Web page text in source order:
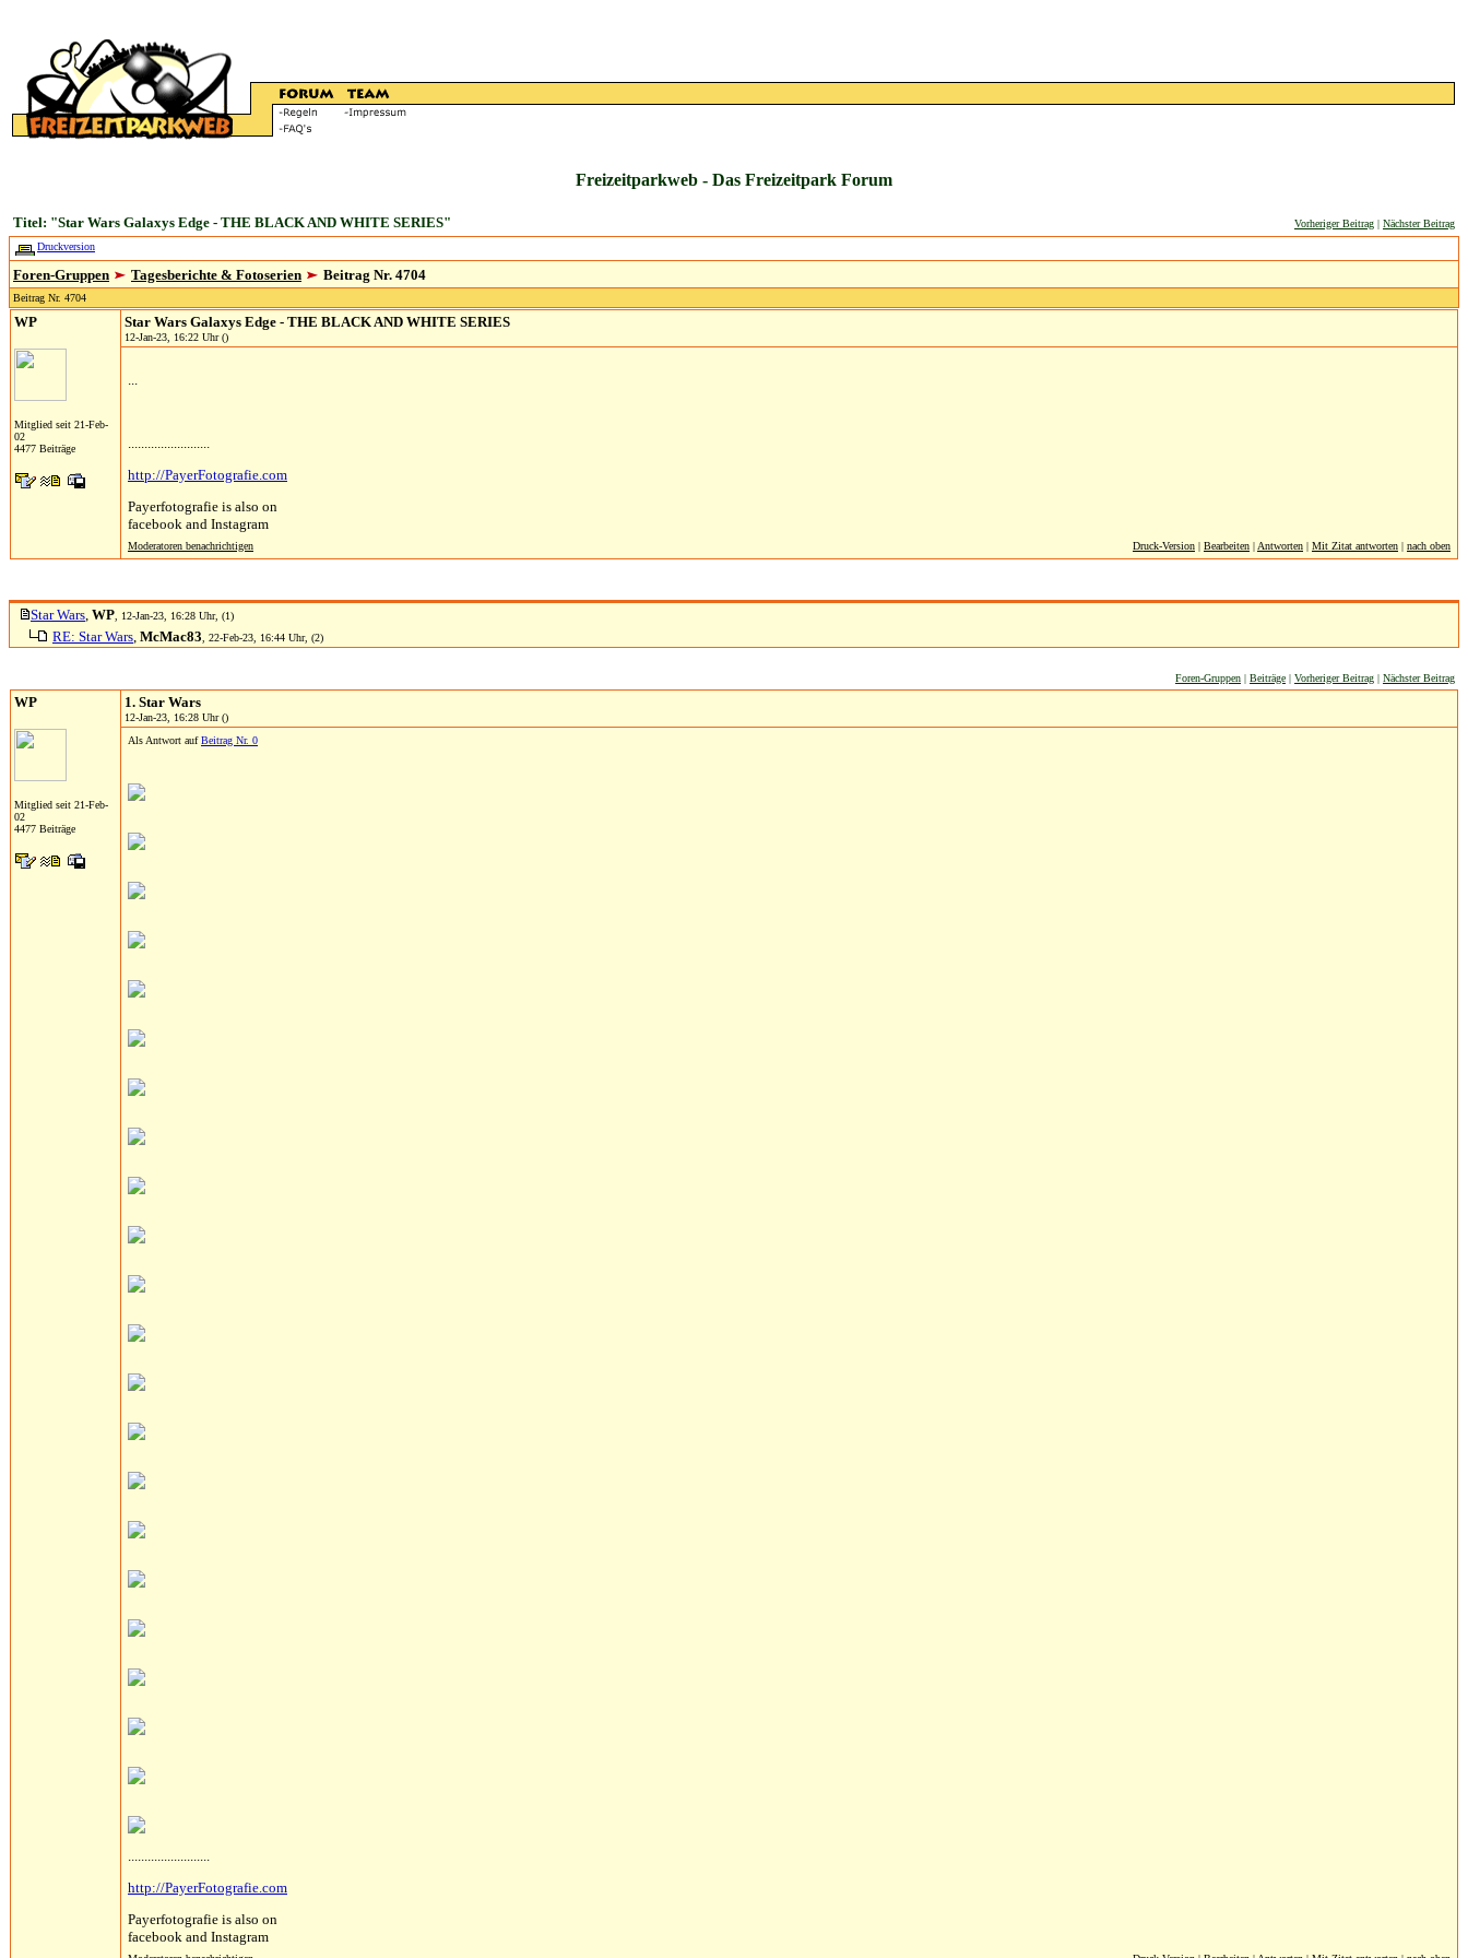
Freizeitparkweb - Das Freizeitpark Forum
Titel: "Star Wars Galaxys Edge - THE BLACK AND WHITE SERIES" Vorheriger Beitrag | Nächster Beitrag
Druckversion
Foren-Gruppen Tagesberichte & Fotoserien Beitrag Nr. 4704
Beitrag Nr. 4704
WP
Mitglied seit 21-Feb-
02
4477 Beiträge
Star Wars Galaxys Edge - THE BLACK AND WHITE SERIES
12-Jan-23, 16:22 Uhr ()
...
.........................
http://PayerFotografie.com
Payerfotografie is also on
facebook and Instagram
Moderatoren benachrichtigen Druck-Version | Bearbeiten | Antworten | Mit Zitat antworten | nach oben
Star Wars, WP , 12-Jan-23, 16:28 Uhr, (1)
RE: Star Wars, McMac83 , 22-Feb-23, 16:44 Uhr, (2)
Foren-Gruppen | Beiträge | Vorheriger Beitrag | Nächster Beitrag
WP
Mitglied seit 21-Feb-
02
4477 Beiträge
1. Star Wars
12-Jan-23, 16:28 Uhr ()
Als Antwort aufBeitrag Nr. 0
.........................
http://PayerFotografie.com
Payerfotografie is also on
facebook and Instagram